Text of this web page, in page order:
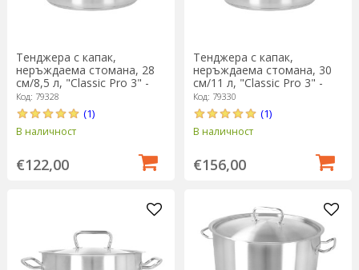
Тенджера с капак,
неръждаема стомана, 28
см/8,5 л, "Classic Pro 3" -
Demeyere
Код: 79328
(1)
В наличност
€122,00
Тенджера с капак,
неръждаема стомана, 30
см/11 л, "Classic Pro 3" -
Demeyere
Код: 79330
(1)
В наличност
€156,00